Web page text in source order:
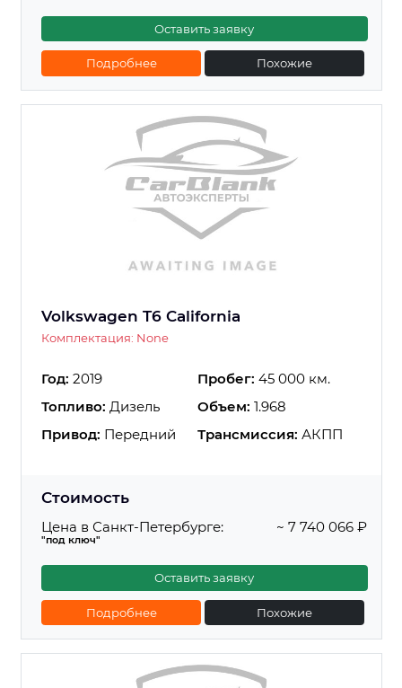
Оставить заявку
Подробнее Похожие
Volkswagen T6 California
Комплектация: None
Год: 2019 Пробег: 45 000 км.
Топливо: Дизель Объем: 1.968
Привод: Передний Трансмиссия: АКПП
Стоимость
Цена в Санкт-Петербурге:
"под ключ"
~ 7 740 066 ₽
Оставить заявку
Подробнее Похожие